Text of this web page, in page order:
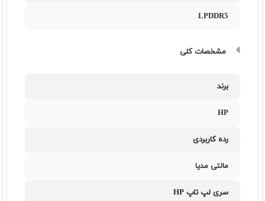
LPDDR5
مشخصات کلی
برند
HP
رده کاربردی
مالتی مدیا
سری لپ تاپ HP